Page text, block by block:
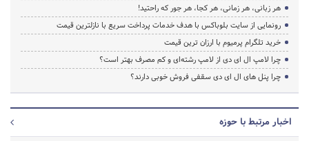
هر زبانی، هر زمانی، هر کجا، هر جور که راحتید!
رونمایی از سایت بلوباکس با هدف خدمات پرداخت سریع با نازلترین قیمت
خرید تلگرام پرمیوم با ارزان ترین قیمت
چرا لامپ ال ای دی از لامپ رشته‌ای و کم مصرف بهتر است؟
چرا پنل های ال ای دی سقفی فروش خوبی دارند؟
اخبار مرتبط با حوزه